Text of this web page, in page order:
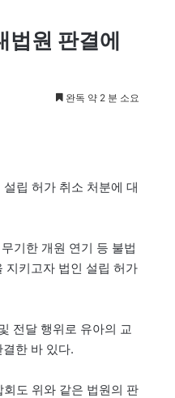
법원 판결에
완독 약 2 분 소요
립 허가 취소 처분에 대
기한 개원 연기 등 불법
지키고자 법인 설립 허가
전달 행위로 유아의 교
한 바 있다.
도 위와 같은 법원의 판